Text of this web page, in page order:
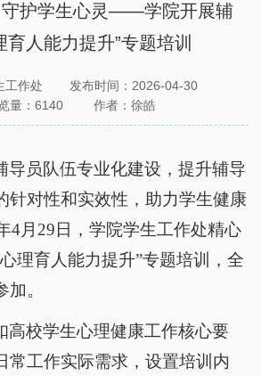
守护学生心灵——学院开展辅
育人能力提升”专题培训
工作处
发布时间：2026-04-30
量： 6140 作者：徐皓
导员队伍专业化建设，提升辅导
针对性和实效性，助力学生健康
4月29日，学院学生工作处精心
理育人能力提升”专题培训，全
。
高校学生心理健康工作核心要
常工作实际需求，设置培训内